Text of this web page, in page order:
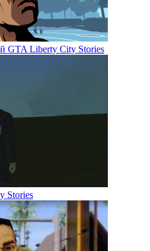
GTA Liberty City Stories
Stories